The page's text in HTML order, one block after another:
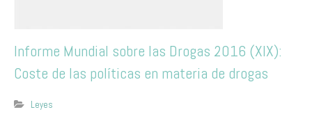
Informe Mundial sobre las Drogas 2016 (XIX):
Coste de las políticas en materia de drogas
Leyes